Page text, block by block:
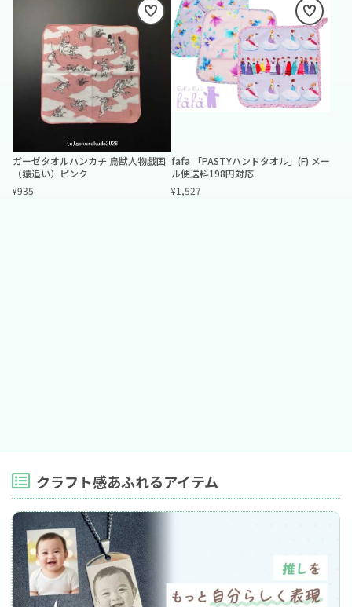
ガーゼタオルハンカチ 鳥獣人物戯画
（猿追い）ピンク
¥935
fafa 「PASTYハンドタオル」(F) メー
ル便送料198円対応
¥1,527
クラフト感あふれるアイテム